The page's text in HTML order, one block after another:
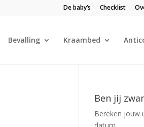
De baby’s Checklist
Bevalling Kraambed
Ben jij
Bereken jouw